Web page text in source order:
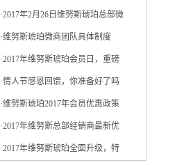
·2017年2月26日维努斯琥珀总部微
·维努斯琥珀微商团队具体制度
·2017年维努斯琥珀会员日，重磅
·情人节感恩回馈，你准备好了吗
·维努斯琥珀2017年会员优惠政策
·2017年维努斯总部经销商最新优
·2017年维努斯琥珀全面升级，特